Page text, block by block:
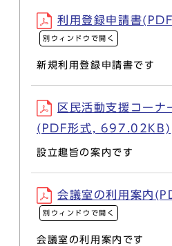
利用登録申請書
別ウィンドウで開く
新規利用登録申請書です
区民活動支援コーナ
(PDF形式, 697.02KB)
設立趣旨の案内です
会議室の利用案内
別ウィンドウで開く
会議室の利用案内です